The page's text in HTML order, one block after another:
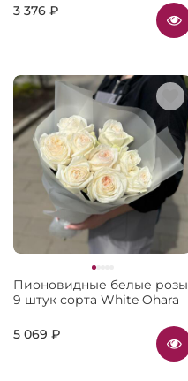
3 376 ₽
Пионовидные белые розы
9 штук сорта White Ohara
5 069 ₽